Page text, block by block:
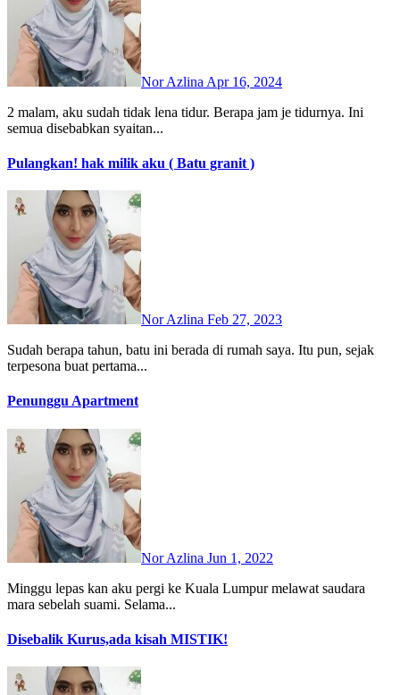
Nor Azlina Apr 16, 2024
2 malam, aku sudah tidak lena tidur. Berapa jam je tidurnya. Ini
semua disebabkan syaitan...
Pulangkan! hak milik aku ( Batu granit )
Nor Azlina Feb 27, 2023
Sudah berapa tahun, batu ini berada di rumah saya. Itu pun, sejak
terpesona buat pertama...
Penunggu Apartment
Nor Azlina Jun 1, 2022
Minggu lepas kan aku pergi ke Kuala Lumpur melawat saudara
mara sebelah suami. Selama...
Disebalik Kurus,ada kisah MISTIK!